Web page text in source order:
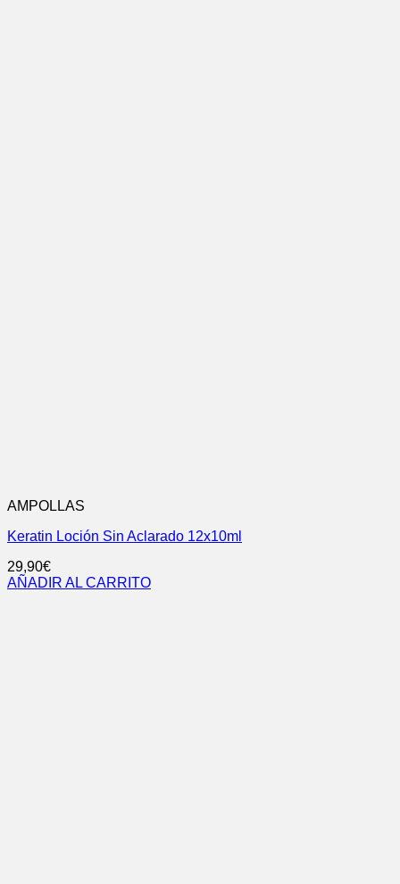
AMPOLLAS
Keratin Loción Sin Aclarado 12x10ml
29,90€
AÑADIR AL CARRITO